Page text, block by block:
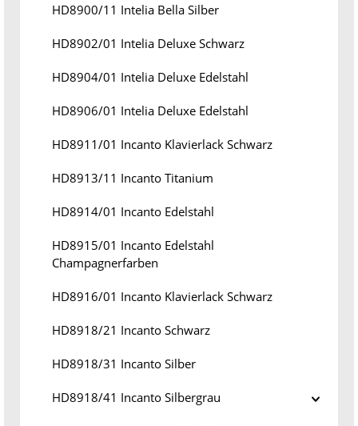
HD8900/11 Intelia Bella Silber
HD8902/01 Intelia Deluxe Schwarz
HD8904/01 Intelia Deluxe Edelstahl
HD8906/01 Intelia Deluxe Edelstahl
HD8911/01 Incanto Klavierlack Schwarz
HD8913/11 Incanto Titanium
HD8914/01 Incanto Edelstahl
HD8915/01 Incanto Edelstahl
Champagnerfarben
HD8916/01 Incanto Klavierlack Schwarz
HD8918/21 Incanto Schwarz
HD8918/31 Incanto Silber
HD8918/41 Incanto Silbergrau